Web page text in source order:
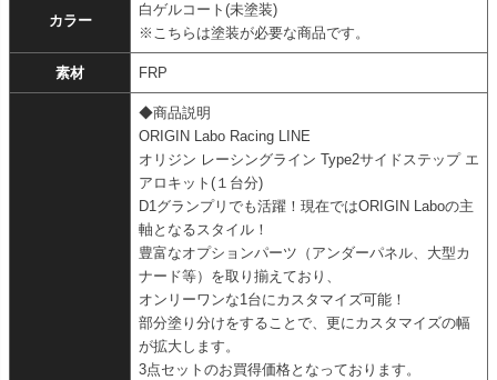
カラー
白ゲルコート(未塗装)
※こちらは塗装が必要な商品です。
素材 FRP
◆商品説明
ORIGIN Labo Racing LINE
オリジン レーシングライン Type2サイドステップ エ
アロキット(１台分)
D1グランプリでも活躍！現在ではORIGIN Laboの主
軸となるスタイル！
豊富なオプションパーツ（アンダーパネル、大型カ
ナード等）を取り揃えており、
オンリーワンな1台にカスタマイズ可能！
部分塗り分けをすることで、更にカスタマイズの幅
が拡大します。
3点セットのお買得価格となっております。